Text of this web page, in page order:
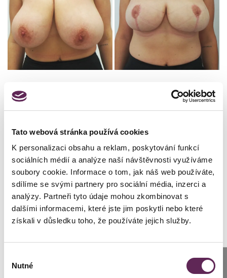
Tato webová stránka používá cookies
K personalizaci obsahu a reklam, poskytování funkcí
sociálních médií a analýze naší návštěvnosti využíváme
soubory cookie. Informace o tom, jak náš web používáte,
sdílíme se svými partnery pro sociální média, inzerci a
analýzy. Partneři tyto údaje mohou zkombinovat s
dalšími informacemi, které jste jim poskytli nebo které
získali v důsledku toho, že používáte jejich služby.
souhlasu
Nutné
Details des Eingriffs
Operateur
Prim. MUDr. Pavel Horyna
Klientin
Geschlecht Frau
Fotos vorher und nachher